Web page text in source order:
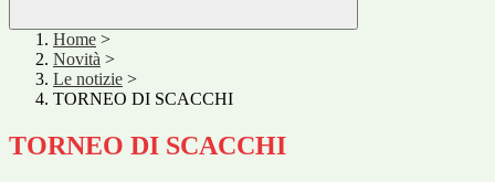
Home >
Novità >
Le notizie >
TORNEO DI SCACCHI
TORNEO DI SCACCHI